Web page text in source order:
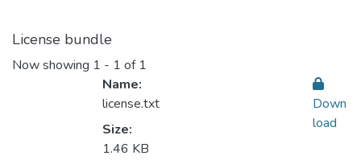
License bundle
Now showing 1 - 1 of 1
Name:
license.txt
Size:
1.46 KB
Down
load